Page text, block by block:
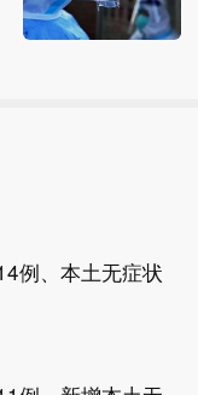
例、本土无症状